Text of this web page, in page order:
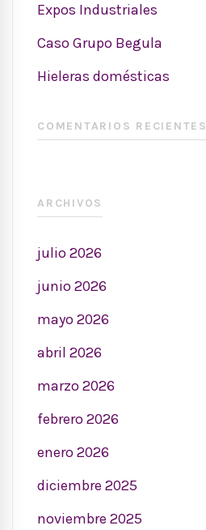
Expos Industriales
Caso Grupo Begula
Hieleras domésticas
COMENTARIOS RECIENTES
ARCHIVOS
julio 2026
junio 2026
mayo 2026
abril 2026
marzo 2026
febrero 2026
enero 2026
diciembre 2025
noviembre 2025